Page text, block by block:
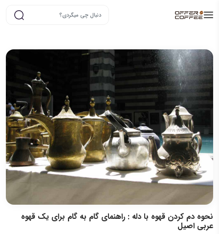
نحوه دم کردن قهوه با دله : راهنمای گام به گام برای یک قهوه
عربی اصیل